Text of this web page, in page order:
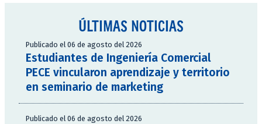
ÚLTIMAS NOTICIAS
Publicado el 06 de agosto del 2026
Estudiantes de Ingeniería Comercial
PECE vincularon aprendizaje y territorio
en seminario de marketing
Publicado el 06 de agosto del 2026